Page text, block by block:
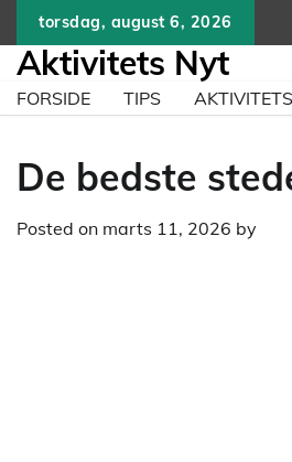
content
torsdag, august 6, 2026
Aktivitets Nyt
FORSIDE TIPS
De bedste
Posted on marts 11, 2026 by